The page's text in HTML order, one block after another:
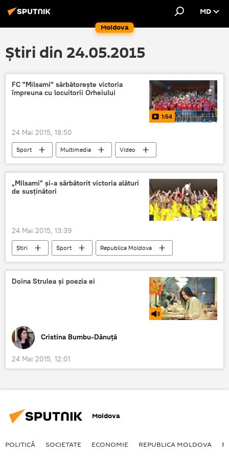
Moldova
MD
Știri din 24.05.2015
FC "Milsami" sărbătorește victoria
împreuna cu locuitorii Orheiului
1:54
24 Mai 2015, 18:50
Sport Multimedia Video
„Milsami” şi-a sărbătorit victoria alături
de susţinători
24 Mai 2015, 13:39
Știri Sport
Republica Moldova
Orhei
Milsami
forbal
campion
Doina Strulea și poezia ei
Cristina Bumbu-Dănuță
24 Mai 2015, 12:01
Moldova
POLITICĂ SOCIETATE ECONOMIE REPUBLICA MOLDOVA